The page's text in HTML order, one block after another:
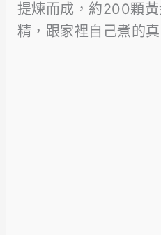
提煉而成，約200顆
精，跟家裡自己煮的